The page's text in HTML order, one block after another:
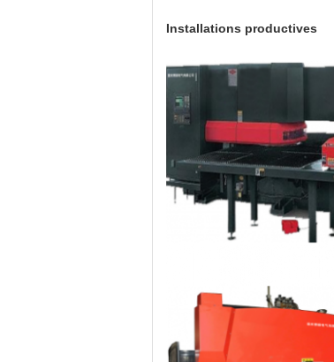
Installations productives